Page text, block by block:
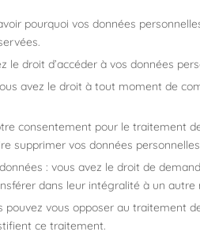
pourquoi vos données
le droit d’accéder à vos données
avez le droit à tout moment de
consentement pour le traitement
supprimer vos données
: vous avez le droit de
dans leur intégralité à un autre
pouvez vous opposer au traitement
ce traitement.